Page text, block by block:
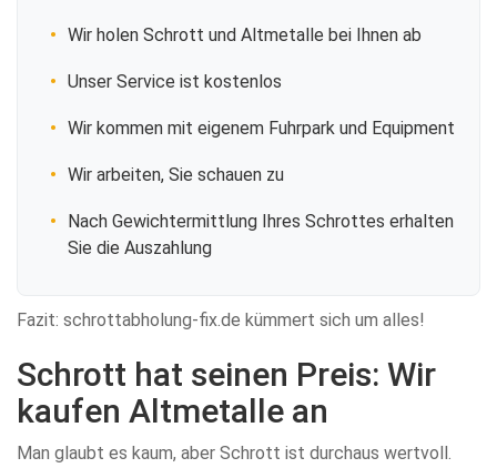
Wir holen Schrott und Altmetalle bei Ihnen ab
Unser Service ist kostenlos
Wir kommen mit eigenem Fuhrpark und Equipment
Wir arbeiten, Sie schauen zu
Nach Gewichtermittlung Ihres Schrottes erhalten
Sie die Auszahlung
Fazit: schrottabholung-fix.de kümmert sich um alles!
Schrott hat seinen Preis: Wir
kaufen Altmetalle an
Man glaubt es kaum, aber Schrott ist durchaus wertvoll.